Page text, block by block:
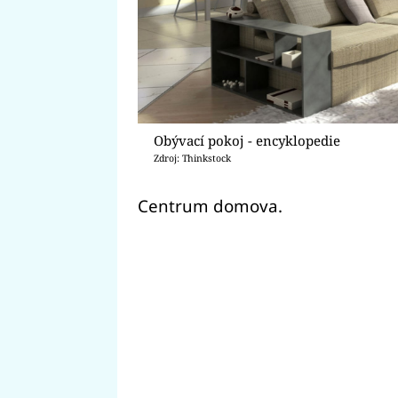
Obývací pokoj - encyklopedie
Zdroj: Thinkstock
Centrum domova.